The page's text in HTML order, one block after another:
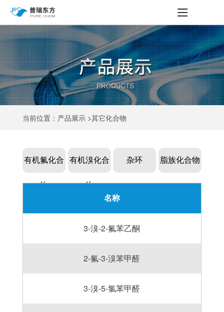
当前位置：产品展示 >其它化合物
有机氟化合
物
有机溴化合
物
杂环 脂族化合物
名称
3-溴-2-氟苯乙酮
2-氟-3-溴苯甲醛
3-溴-5-氯苯甲醛